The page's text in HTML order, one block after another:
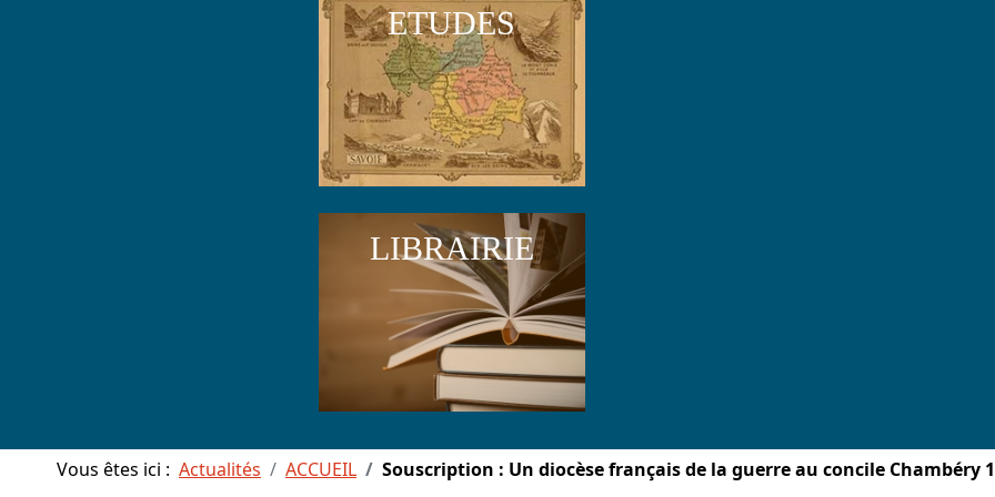
ETUDES
LIBRAIRIE
Vous êtes ici : Actualités ACCUEIL Souscription : Un diocèse français de la guerre au concile Chambéry